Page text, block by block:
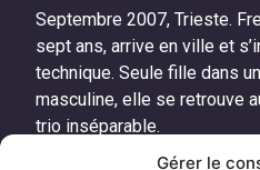
Gérer le
Septembre 2007, Trieste.
sept ans, arrive en ville et
technique. Seule fille dans
masculine, elle se retrouve
trio inséparable.